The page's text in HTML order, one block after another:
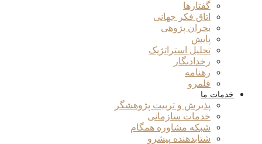
گفتارها
اتاق فکر جهانی
بحران پژوهی
پایش
تحلیل استراتژیک
رخدادنگار
رهنامه
قلمرو
خدمات ما
پذیرش و تربیت پژوهشگر
خدمات سازمانی
شبکه مشاوره همگام
شتابدهنده پیشرو